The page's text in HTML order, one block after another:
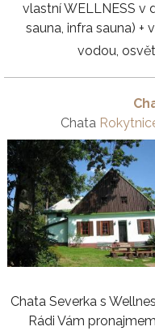
vlastní WELLNESS v
sauna, infra sauna) +
vodou,
Chata
Chata Severka s
Rádi Vám